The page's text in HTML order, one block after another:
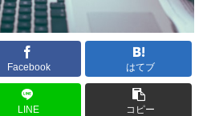
Facebook はてブ
LINE コピー